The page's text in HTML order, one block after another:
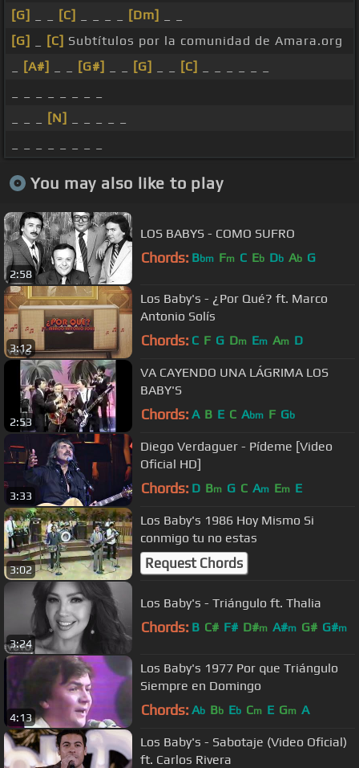
[G] [C] [Dm]
[G]
[C] Subtítulos por la comunidad de Amara.org
[A#] [G#] [G] [C]
[N]
You may also like to play
2:58
LOS BABYS - COMO SUFRO
Chords: Bbm Fm C Eb Db Ab G
3:12
Los Baby's - ¿Por Qué? ft. Marco
Antonio Solís
Chords: C F G Dm Em Am D
2:53
VA CAYENDO UNA LÁGRIMA LOS
BABY'S
Chords: A B E C Abm F Gb
3:33
Diego Verdaguer - Pídeme [Video
Oficial HD]
Chords: D Bm G C Am Em E
3:02
Los Baby's 1986 Hoy Mismo Si
conmigo tu no estas
Request Chords
3:24
Los Baby's - Triángulo ft. Thalia
Chords: B C# F# D#m A#m G# G#m
4:13
Los Baby's 1977 Por que Triángulo
Siempre en Domingo
Chords: Ab Bb Eb Cm E Gm A
Los Baby's - Sabotaje (Video Oficial)
ft. Carlos Rivera